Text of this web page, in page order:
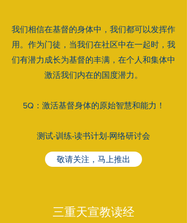
我们相信在基督的身体中，我们都可以发挥作
用。作为门徒，当我们在社区中在一起时，我
们有潜力成长为基督的丰满，在个人和集体中
激活我们内在的国度潜力。
5Q：激活基督身体的原始智慧和能力！
​测试-训练-读书计划-网络研讨会
敬请关注，马上推出
​​三重天宣教读经